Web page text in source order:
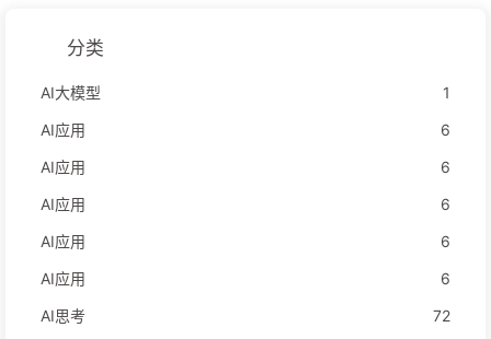
分类
AI大模型
1
AI应用
6
AI应用
6
AI应用
6
AI应用
6
AI应用
6
AI思考
72